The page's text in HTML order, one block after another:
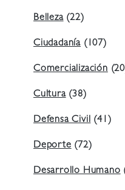
Belleza(22)
Ciudadanía (107)
Comercialización
Cultura(38)
Defensa Civil (41)
Deporte (72)
Desarrollo Humano